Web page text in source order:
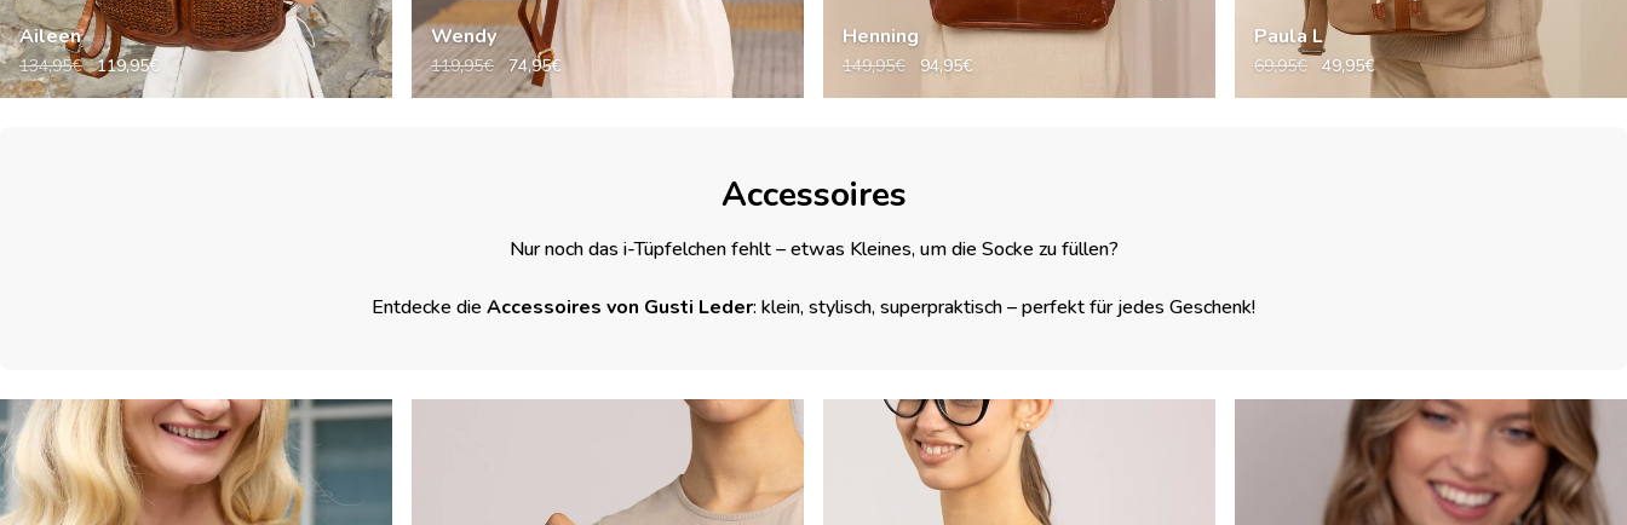
Aileen
134,95€ 119,95€
Wendy
119,95€ 74,95€
Henning
149,95€ 94,95€
Paula L
69,95€ 49,95€
Accessoires
Nur noch das i-Tüpfelchen fehlt – etwas Kleines, um die Socke zu füllen?
Entdecke die Accessoires von Gusti Leder: klein, stylisch, superpraktisch – perfekt für jedes Geschenk!